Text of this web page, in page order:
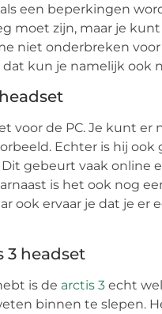
een beperkingen
moet zijn, maar je
niet onderbreken
kun je namelijk ook
voor de PC. Je kunt er
Echter is hij
gebeurt vaak online
is het ook nog
ook ervaar je dat je er
3 headset
is de arctis 3 echt
binnen te slepen.